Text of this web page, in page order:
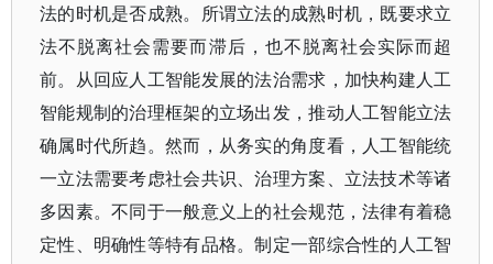
法的时机是否成熟。所谓立法的成熟时机，既要求立
法不脱离社会需要而滞后，也不脱离社会实际而超
前。从回应人工智能发展的法治需求，加快构建人工
智能规制的治理框架的立场出发，推动人工智能立法
确属时代所趋。然而，从务实的角度看，人工智能统
一立法需要考虑社会共识、治理方案、立法技术等诸
多因素。不同于一般意义上的社会规范，法律有着稳
定性、明确性等特有品格。制定一部综合性的人工智